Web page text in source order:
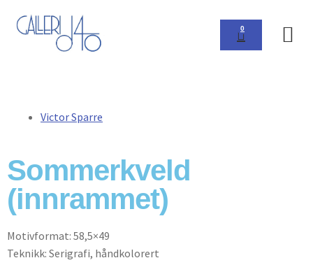
0
Victor Sparre
Sommerkveld
(innrammet)
Motivformat: 58,5×49
Teknikk: Serigrafi, håndkolorert